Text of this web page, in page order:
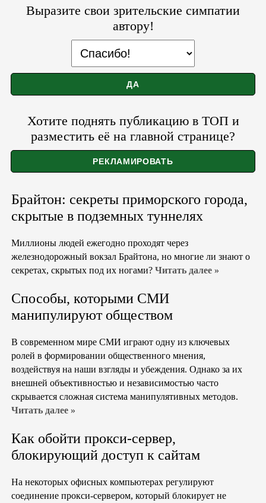
Выразите свои зрительские симпатии
автору!
Хотите поднять публикацию в ТОП и
разместить её на главной странице?
Брайтон: секреты приморского города,
скрытые в подземных туннелях
Миллионы людей ежегодно проходят через
железнодорожный вокзал Брайтона, но многие ли знают о
секретах, скрытых под их ногами? Читать далее »
Способы, которыми СМИ
манипулируют обществом
В современном мире СМИ играют одну из ключевых
ролей в формировании общественного мнения,
воздействуя на наши взгляды и убеждения. Однако за их
внешней объективностью и независимостью часто
скрывается сложная система манипулятивных методов.
Читать далее »
Как обойти прокси-сервер,
блокирующий доступ к сайтам
На некоторых офисных компьютерах регулируют
соединение прокси-сервером, который блокирует не